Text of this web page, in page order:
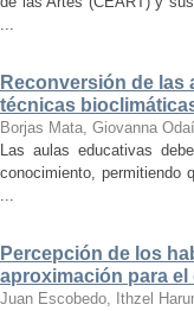
...
Reconversión de las
técnicas
Borjas Mata, Giovanna Odaí
Las aulas educativas
conocimiento, permitiendo
...
Percepción de los
aproximación para el
Juan Escobedo, Ithzel